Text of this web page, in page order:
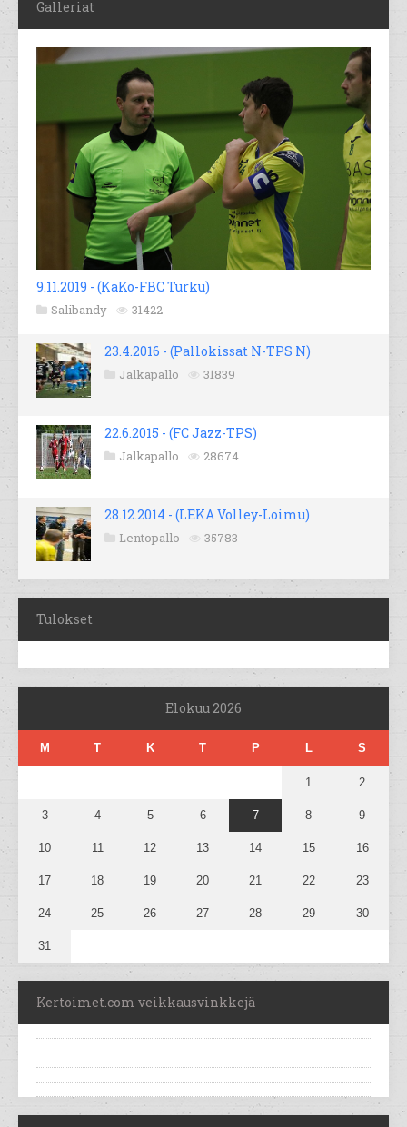
Galleriat
9.11.2019 - (KaKo-FBC Turku)
Salibandy 31422
23.4.2016 - (Pallokissat N-TPS N)
Jalkapallo 31839
22.6.2015 - (FC Jazz-TPS)
Jalkapallo 28674
28.12.2014 - (LEKA Volley-Loimu)
Lentopallo 35783
Tulokset
Elokuu 2026
M T K T P L S
1 2
3 4 5 6 7 8 9
10 11 12 13 14 15 16
17 18 19 20 21 22 23
24 25 26 27 28 29 30
31
Kertoimet.com veikkausvinkkejä